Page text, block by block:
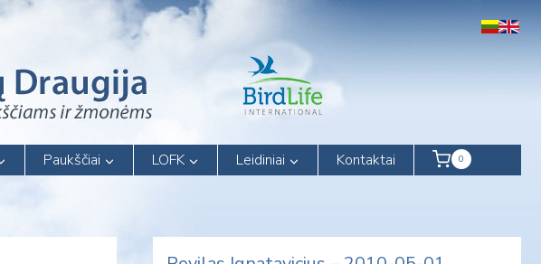
Paukščiai LOFK Leidiniai Kontaktai 0